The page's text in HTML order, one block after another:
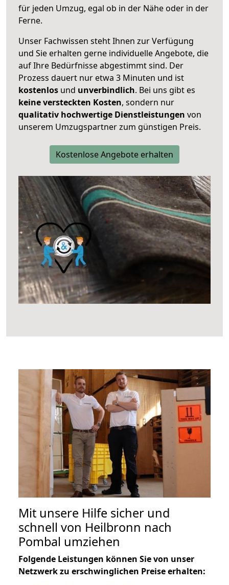
für jeden Umzug, egal ob in der Nähe oder in der
Ferne.
Unser Fachwissen steht Ihnen zur Verfügung
und Sie erhalten gerne individuelle Angebote, die
auf Ihre Bedürfnisse abgestimmt sind. Der
Prozess dauert nur etwa 3 Minuten und ist
kostenlos und unverbindlich. Bei uns gibt es
keine versteckten Kosten, sondern nur
qualitativ hochwertige Dienstleistungen von
unserem Umzugspartner zum günstigen Preis.
Kostenlose Angebote erhalten
Mit unsere Hilfe sicher und
schnell von Heilbronn nach
Pombal umziehen
Folgende Leistungen können Sie von unser
Netzwerk zu erschwinglichen Preise erhalten: